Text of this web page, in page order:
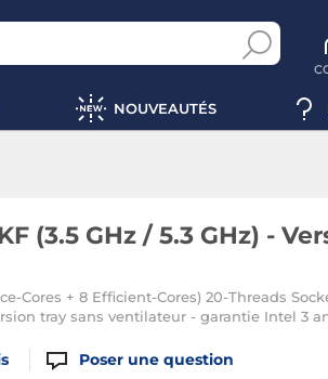
NOUVEAUTÉS
(3.5 GHz / 5.3 GHz) -
Cores + 8 Efficient-Cores) 20-Threads
tray sans ventilateur - garantie Intel 3
Poser une question